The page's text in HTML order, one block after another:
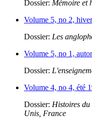
Dossier: Mémoire et
Volume 5, no 2,
Dossier: Les
Volume 5, no 1,
Dossier:
Volume 4, no 4, été
Dossier: Histoires
Unis, France